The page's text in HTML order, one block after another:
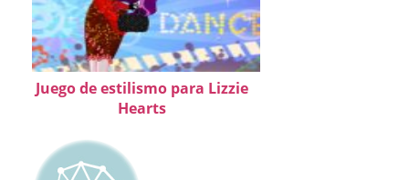
Juego de estilismo para Lizzie
Hearts